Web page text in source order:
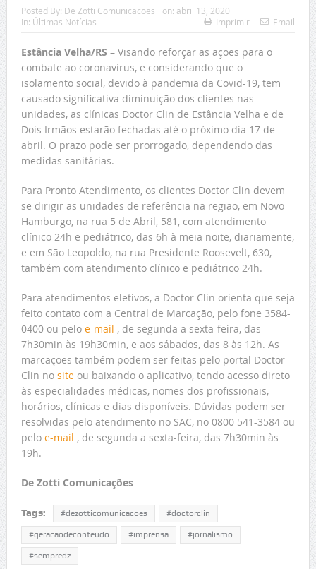
Posted By: De Zotti Comunicacoes on: abril 13, 2020
In: Últimas Notícias Imprimir Email
Estância Velha/RS – Visando reforçar as ações para o
combate ao coronavírus, e considerando que o
isolamento social, devido à pandemia da Covid-19, tem
causado significativa diminuição dos clientes nas
unidades, as clínicas Doctor Clin de Estância Velha e de
Dois Irmãos estarão fechadas até o próximo dia 17 de
abril. O prazo pode ser prorrogado, dependendo das
medidas sanitárias.
Para Pronto Atendimento, os clientes Doctor Clin devem
se dirigir as unidades de referência na região, em Novo
Hamburgo, na rua 5 de Abril, 581, com atendimento
clínico 24h e pediátrico, das 6h à meia noite, diariamente,
e em São Leopoldo, na rua Presidente Roosevelt, 630,
também com atendimento clínico e pediátrico 24h.
Para atendimentos eletivos, a Doctor Clin orienta que seja
feito contato com a Central de Marcação, pelo fone 3584-
0400 ou pelo e-mail , de segunda a sexta-feira, das
7h30min às 19h30min, e aos sábados, das 8 às 12h. As
marcações também podem ser feitas pelo portal Doctor
Clin no siteou baixando o aplicativo, tendo acesso direto
às especialidades médicas, nomes dos profissionais,
horários, clínicas e dias disponíveis. Dúvidas podem ser
resolvidas pelo atendimento no SAC, no 0800 541-3584 ou
pelo e-mail , de segunda a sexta-feira, das 7h30min às
19h.
De Zotti Comunicações
Tags: #dezotticomunicacoes #doctorclin
#geracaodeconteudo #imprensa #jornalismo
#sempredz